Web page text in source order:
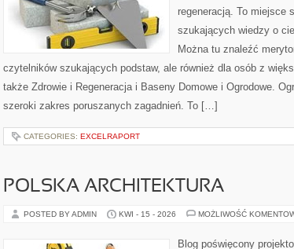
regeneracją. To miejsce
szukających wiedzy o
Można tu znaleźć
czytelników szukających podstaw, ale również dla osób z
także Zdrowie i Regeneracja i Baseny Domowe i Ogrodowe.
szeroki zakres poruszanych zagadnień. To […]
CATEGORIES: EXCELRAPORT
POLSKA ARCHITEKTURA
POSTED BY ADMIN KWI - 15 - 2026 MOŻLIWOŚĆ
Blog poświęcony